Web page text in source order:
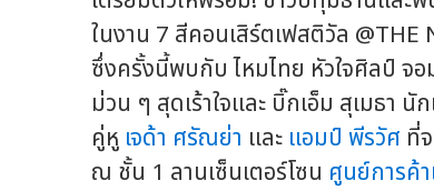
ในงาน 7 สีคอนเสิร์ตเฟสติวัล @THE
ซึ่งครั้งนี้พบกับ ไหมไทย หัวใจศิลป์ จ
ม่วน ๆ สุดเร้าใจและ บิ๊กเอ็ม สุเมธา
คู่หู เจด้า ศรัณย่า และ แอมป์ พีรวัศ ที่
ณ ชั้น 1 ลานเซ็นเตอร์โซน ศูนย์การค้า